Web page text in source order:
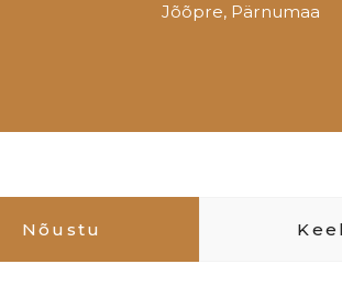
Nõustu
Jõõpre, Pärnumaa